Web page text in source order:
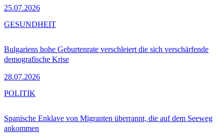
25.07.2026
Bulgariens hohe Geburtenrate verschleiert die sich verschärfende
demografische Krise
28.07.2026
GESUNDHEIT
Spanische Enklave von Migranten überrannt, die auf dem Seeweg
ankommen
POLITIK